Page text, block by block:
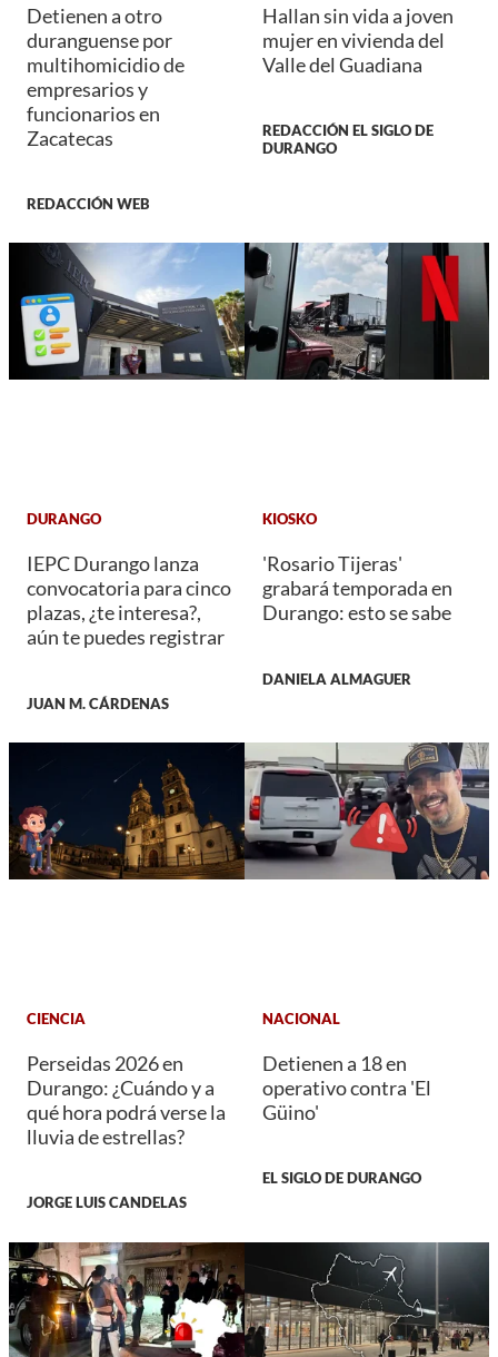
Detienen a otro
duranguense por
multihomicidio de
empresarios y
funcionarios en
Zacatecas
REDACCIÓN WEB
Hallan sin vida a joven
mujer en vivienda del
Valle del Guadiana
REDACCIÓN EL SIGLO DE
DURANGO
DURANGO
IEPC Durango lanza
convocatoria para cinco
plazas, ¿te interesa?,
aún te puedes registrar
JUAN M. CÁRDENAS
KIOSKO
'Rosario Tijeras'
grabará temporada en
Durango: esto se sabe
DANIELA ALMAGUER
CIENCIA
Perseidas 2026 en
Durango: ¿Cuándo y a
qué hora podrá verse la
lluvia de estrellas?
JORGE LUIS CANDELAS
NACIONAL
Detienen a 18 en
operativo contra 'El
Güino'
EL SIGLO DE DURANGO